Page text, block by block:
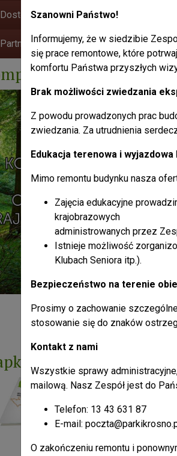
Dostępność Plus
Partnerzy
wiedzy
Liczba odsłon: 4105194
Liczba odsłon: 11446757
Szanowni Państwo!
Informujemy, że w siedzibie
się prace remontowe, które
komfortu Państwa przyszłych
Brak możliwości zwiedzania
Z powodu prowadzonych prac
zwiedzania. Za utrudnienia
Edukacja terenowa i wyjazdowa
Mimo remontu budynku nasza
Zajęcia edukacyjne
krajobrazowych
administrowanych przez
Istnieje możliwość
Klubach Seniora itp.).
Bezpieczeństwo na terenie
Prosimy o zachowanie
stosowanie się do znaków
Kontakt z nami
Wszystkie sprawy
mailową. Nasz Zespół jest do
Telefon: 13 43 631 87
E-mail:
O zakończeniu remontu i